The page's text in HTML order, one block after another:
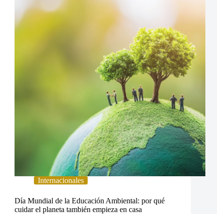
Internacionales
Día Mundial de la Educación Ambiental: por qué
cuidar el planeta también empieza en casa